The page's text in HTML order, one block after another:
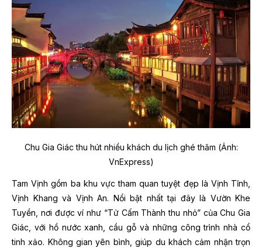
Chu Gia Giác thu hút nhiều khách du lịch ghé thăm (Ảnh:
VnExpress)
Tam Vịnh gồm ba khu vực tham quan tuyệt đẹp là Vịnh Tĩnh,
Vịnh Khang và Vịnh An. Nổi bật nhất tại đây là Vườn Khe
Tuyền, nơi được ví như “Tử Cấm Thành thu nhỏ” của Chu Gia
Giác, với hồ nước xanh, cầu gỗ và những công trình nhà cổ
tinh xảo. Không gian yên bình, giúp du khách cảm nhận trọn